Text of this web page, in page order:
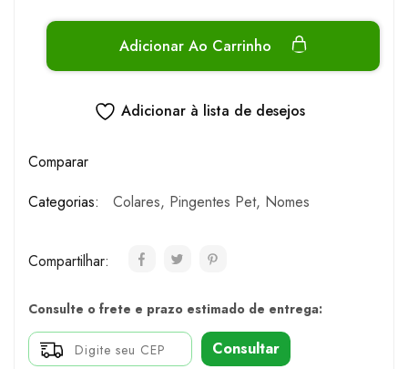
Adicionar Ao Carrinho
Adicionar à lista de desejos
Comparar
Categorias:
Colares, Pingentes Pet, Nomes
Compartilhar:
Consulte o frete e prazo estimado de entrega:
Consultar